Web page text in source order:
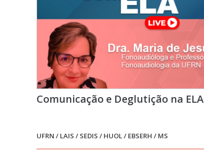
Comunicação e Deglutição na ELA
UFRN / LAIS / SEDIS / HUOL / EBSERH / MS